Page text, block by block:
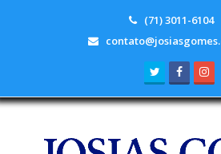
(71) 3011-6104
Twitter